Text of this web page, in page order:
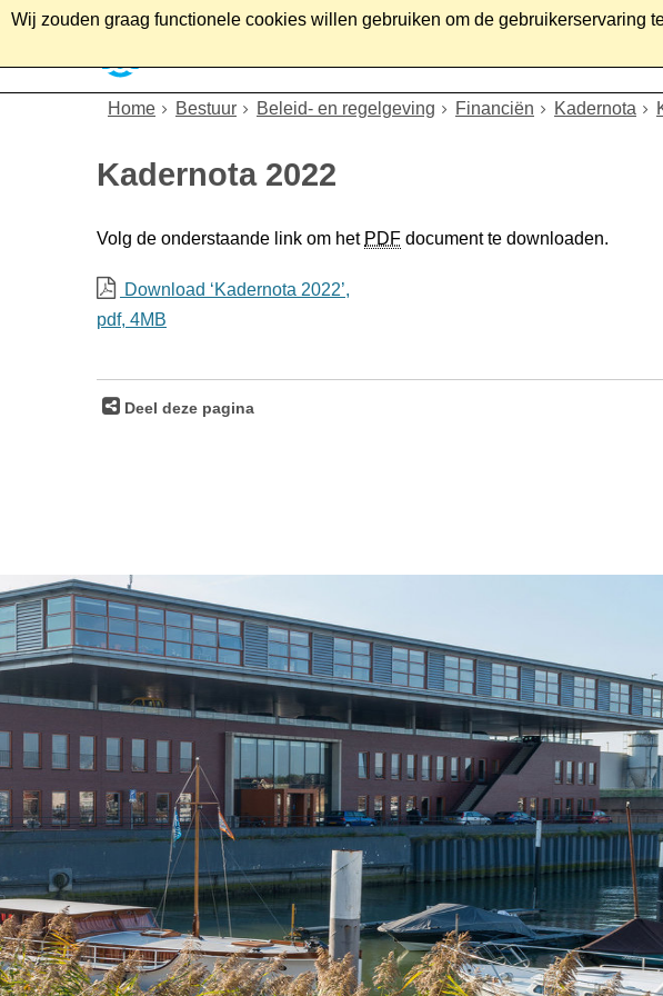
Wij zouden graag functionele cookies willen gebruiken om de gebruikerservaring
Home Bestuur Beleid- en regelgeving Financiën Kadernota
Kadernota 2022
Volg de onderstaande link om het PDF document te downloaden.
Download ‘Kadernota 2022’,
pdf, 4MB
Deel deze pagina